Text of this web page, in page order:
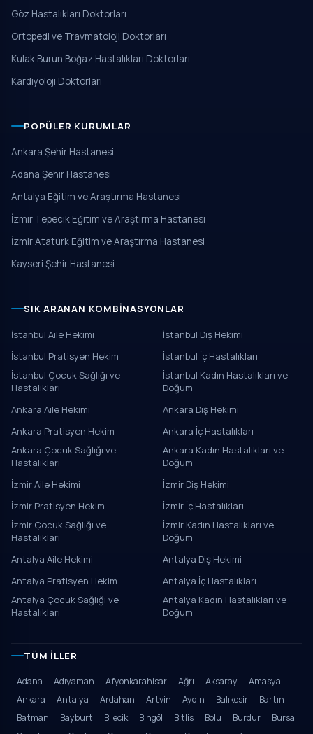
Göz Hastalıkları Doktorları
Ortopedi ve Travmatoloji Doktorları
Kulak Burun Boğaz Hastalıkları Doktorları
Kardiyoloji Doktorları
POPÜLER KURUMLAR
Ankara Şehir Hastanesi
Adana Şehir Hastanesi
Antalya Eğitim ve Araştırma Hastanesi
İzmir Tepecik Eğitim ve Araştırma Hastanesi
İzmir Atatürk Eğitim ve Araştırma Hastanesi
Kayseri Şehir Hastanesi
SIK ARANAN KOMBINASYONLAR
İstanbul Aile Hekimi
İstanbul Diş Hekimi
İstanbul Pratisyen Hekim
İstanbul İç Hastalıkları
İstanbul Çocuk Sağlığı ve
Hastalıkları
İstanbul Kadın Hastalıkları ve
Doğum
Ankara Aile Hekimi
Ankara Diş Hekimi
Ankara Pratisyen Hekim
Ankara İç Hastalıkları
Ankara Çocuk Sağlığı ve
Hastalıkları
Ankara Kadın Hastalıkları ve
Doğum
İzmir Aile Hekimi
İzmir Diş Hekimi
İzmir Pratisyen Hekim
İzmir İç Hastalıkları
İzmir Çocuk Sağlığı ve
Hastalıkları
İzmir Kadın Hastalıkları ve
Doğum
Antalya Aile Hekimi
Antalya Diş Hekimi
Antalya Pratisyen Hekim
Antalya İç Hastalıkları
Antalya Çocuk Sağlığı ve
Hastalıkları
Antalya Kadın Hastalıkları ve
Doğum
TÜM İLLER
Adana Adıyaman Afyonkarahisar Ağrı Aksaray
Amasya
Ankara
Antalya Ardahan Artvin Aydın Balıkesir
Bartın
Batman
Bayburt Bilecik Bingöl Bitlis Bolu Burdur
Bursa